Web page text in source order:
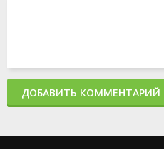
ДОБАВИТЬ КОММЕНТАРИЙ